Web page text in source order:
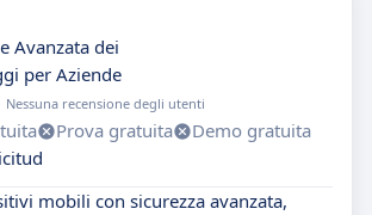
Avanzata dei
per Aziende
Nessuna recensione degli utenti
Prova gratuita
Demo gratuita
mobili con sicurezza avanzata,